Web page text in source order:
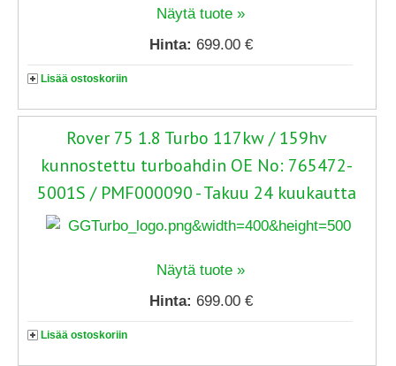
Näytä tuote »
Hinta: 699.00 €
Lisää ostoskoriin
Rover 75 1.8 Turbo 117kw / 159hv
kunnostettu turboahdin OE No: 765472-
5001S / PMF000090 - Takuu 24 kuukautta
Näytä tuote »
Hinta: 699.00 €
Lisää ostoskoriin